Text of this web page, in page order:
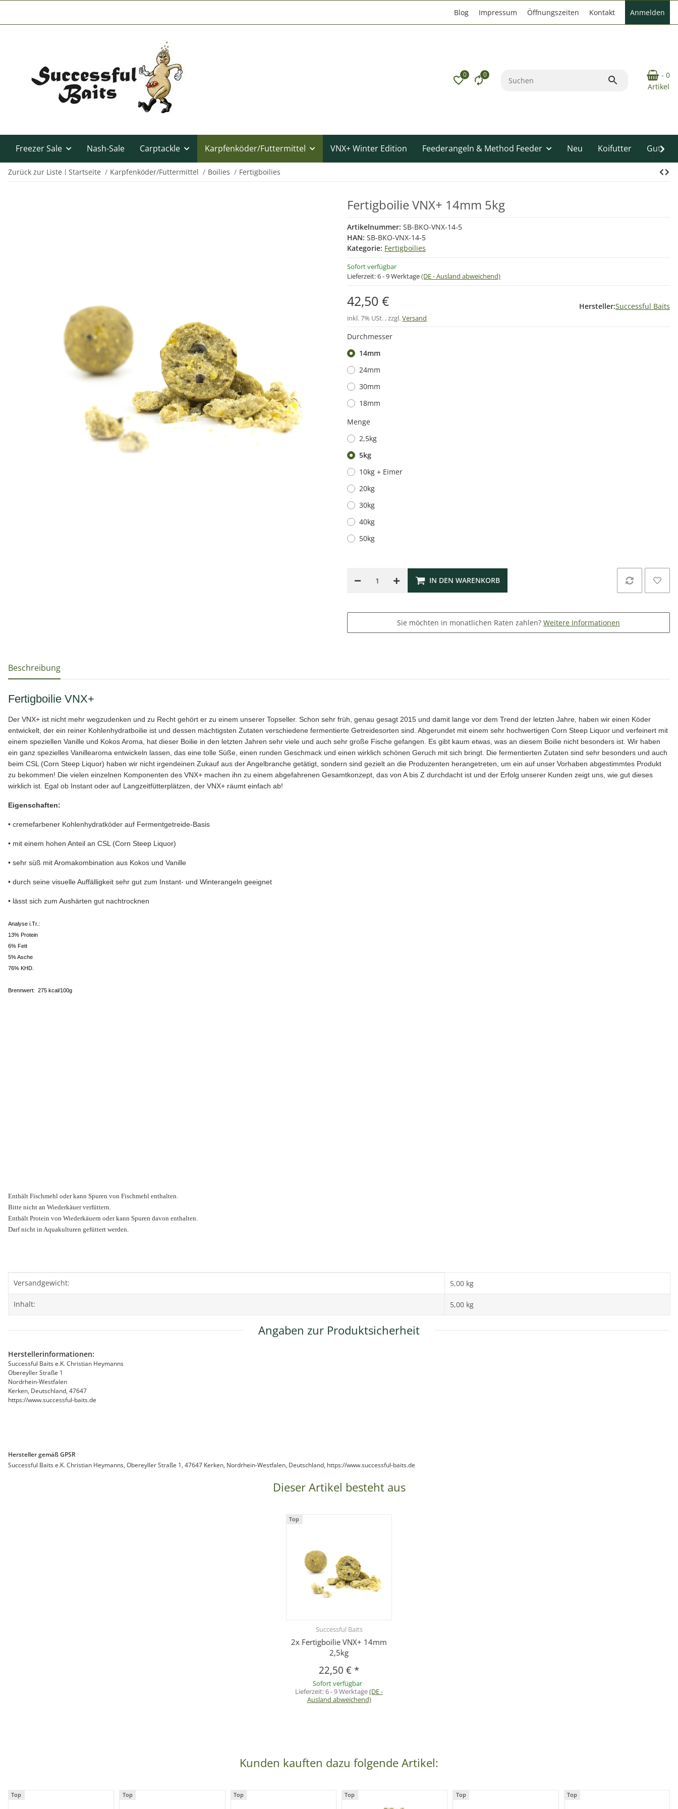
Blog Impressum Öffnungszeiten Kontakt Anmelden
0 0
- 0
Artikel
Freezer Sale Nash-Sale Carptackle Karpfenköder/Futtermittel VNX+ Winter Edition Feederangeln & Method Feeder Neu Koifutter
Zurück zur Liste Startseite Karpfenköder/Futtermittel Boilies Fertigboilies
Fertigboilie VNX+ 14mm 5kg
Artikelnummer: SB-BKO-VNX-14-5
HAN: SB-BKO-VNX-14-5
Kategorie: Fertigboilies
Sofort verfügbar
Lieferzeit:6 - 9 Werktage(DE - Ausland abweichend)
42,50 €
inkl. 7% USt. , zzgl.Versand
Hersteller:Successful Baits
Durchmesser
14mm
24mm
30mm
18mm
Menge
2,5kg
5kg
10kg + Eimer
20kg
30kg
40kg
50kg
IN DEN WARENKORB
Sie möchten in monatlichen Raten zahlen? Weitere Informationen
weitere Registerkarten anzeigen
Beschreibung
Fertigboilie VNX+
Der VNX+ ist nicht mehr wegzudenken und zu Recht gehört er zu einem unserer Topseller. Schon sehr früh, genau gesagt 2015 und damit lange vor dem Trend der letzten Jahre, haben wir einen Köder
entwickelt, der ein reiner Kohlenhydratboilie ist und dessen mächtigsten Zutaten verschiedene fermentierte Getreidesorten sind. Abgerundet mit einem sehr hochwertigen Corn Steep Liquor und verfeinert mit
einem speziellen Vanille und Kokos Aroma, hat dieser Boilie in den letzten Jahren sehr viele und auch sehr große Fische gefangen. Es gibt kaum etwas, was an diesem Boilie nicht besonders ist. Wir haben
ein ganz spezielles Vanillearoma entwickeln lassen, das eine tolle Süße, einen runden Geschmack und einen wirklich schönen Geruch mit sich bringt. Die fermentierten Zutaten sind sehr besonders und auch
beim CSL (Corn Steep Liquor) haben wir nicht irgendeinen Zukauf aus der Angelbranche getätigt, sondern sind gezielt an die Produzenten herangetreten, um ein auf unser Vorhaben abgestimmtes Produkt
zu bekommen! Die vielen einzelnen Komponenten des VNX+ machen ihn zu einem abgefahrenen Gesamtkonzept, das von A bis Z durchdacht ist und der Erfolg unserer Kunden zeigt uns, wie gut dieses
wirklich ist. Egal ob Instant oder auf Langzeitfütterplätzen, der VNX+ räumt einfach ab!
Eigenschaften:
• cremefarbener Kohlenhydratköder auf Fermentgetreide-Basis
• mit einem hohen Anteil an CSL (Corn Steep Liquor)
• sehr süß mit Aromakombination aus Kokos und Vanille
• durch seine visuelle Auffälligkeit sehr gut zum Instant- und Winterangeln geeignet
• lässt sich zum Aushärten gut nachtrocknen
Analyse i.Tr.:
13% Protein
6% Fett
5% Asche
76% KHD.
Brennwert: 275 kcal/100g
Enthält Fischmehl oder kann Spuren von Fischmehl enthalten.
Bitte nicht an Wiederkäuer verfüttern.
Enthält Protein von Wiederkäuern oder kann Spuren davon enthalten.
Darf nicht in Aquakulturen gefüttert werden.
Produkteigenschaft
Wert
Versandgewicht: 5,00 kg
Inhalt: 5,00 kg
Angaben zur Produktsicherheit
Herstellerinformationen:
Successful Baits e.K. Christian Heymanns
Obereyller Straße 1
Nordrhein-Westfalen
Kerken, Deutschland, 47647
https://www.successful-baits.de
Hersteller gemäß GPSR
Successful Baits e.K. Christian Heymanns, Obereyller Straße 1, 47647 Kerken, Nordrhein-Westfalen, Deutschland, https://www.successful-baits.de
Dieser Artikel besteht aus
Top
Successful Baits
2x Fertigboilie VNX+ 14mm
2,5kg
22,50 €*
Sofort verfügbar
Lieferzeit:6 - 9 Werktage(DE -
Ausland abweichend)
Kunden kauften dazu folgende Artikel:
Top Top Top Top Top Top